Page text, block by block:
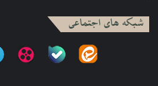
شبکه های اجتماعی